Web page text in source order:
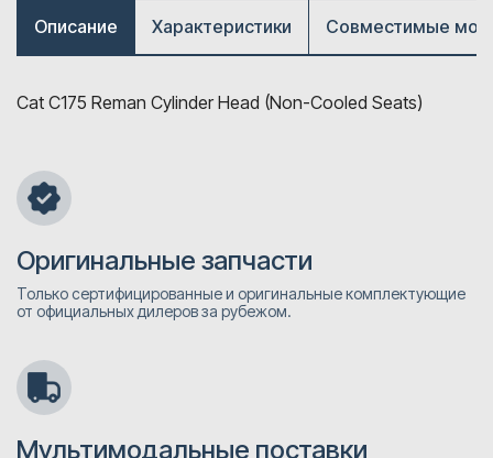
Описание Характеристики Совместимые
Cat C175 Reman Cylinder Head (Non-Cooled Seats)
Оригинальные запчасти
Только сертифицированные и оригинальные комплектующие
от официальных дилеров за рубежом.
Мультимодальные поставки